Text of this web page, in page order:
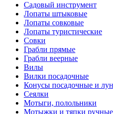
Садовый инструмент
Лопаты штыковые
Лопаты совковые
Лопаты туристические
Совки
Грабли прямые
Грабли веерные
Вилы
Вилки посадочные
Конусы посадочные и
Сеялки
Мотыги, полольники
Мотыжки и тяпки ручные